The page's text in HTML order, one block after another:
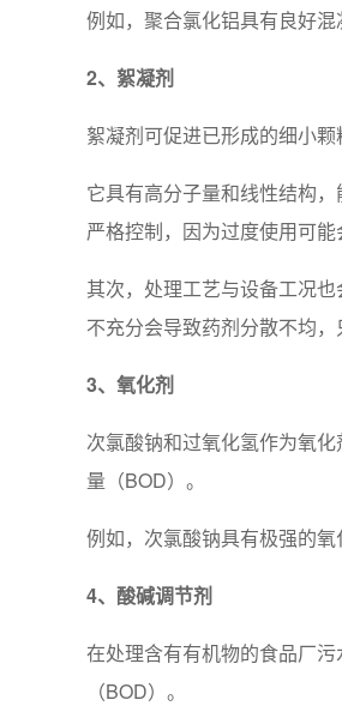
例如，聚合氯化铝具有良好
2、絮凝剂
絮凝剂可促进已形成的细小
它具有高分子量和线性结构
严格控制，因为过度使用可能
其次，处理工艺与设备工况
不充分会导致药剂分散不均
3、氧化剂
次氯酸钠和过氧化氢作为氧
量（BOD）。
例如，次氯酸钠具有极强的
4、酸碱调节剂
在处理含有有机物的食品厂
（BOD）。